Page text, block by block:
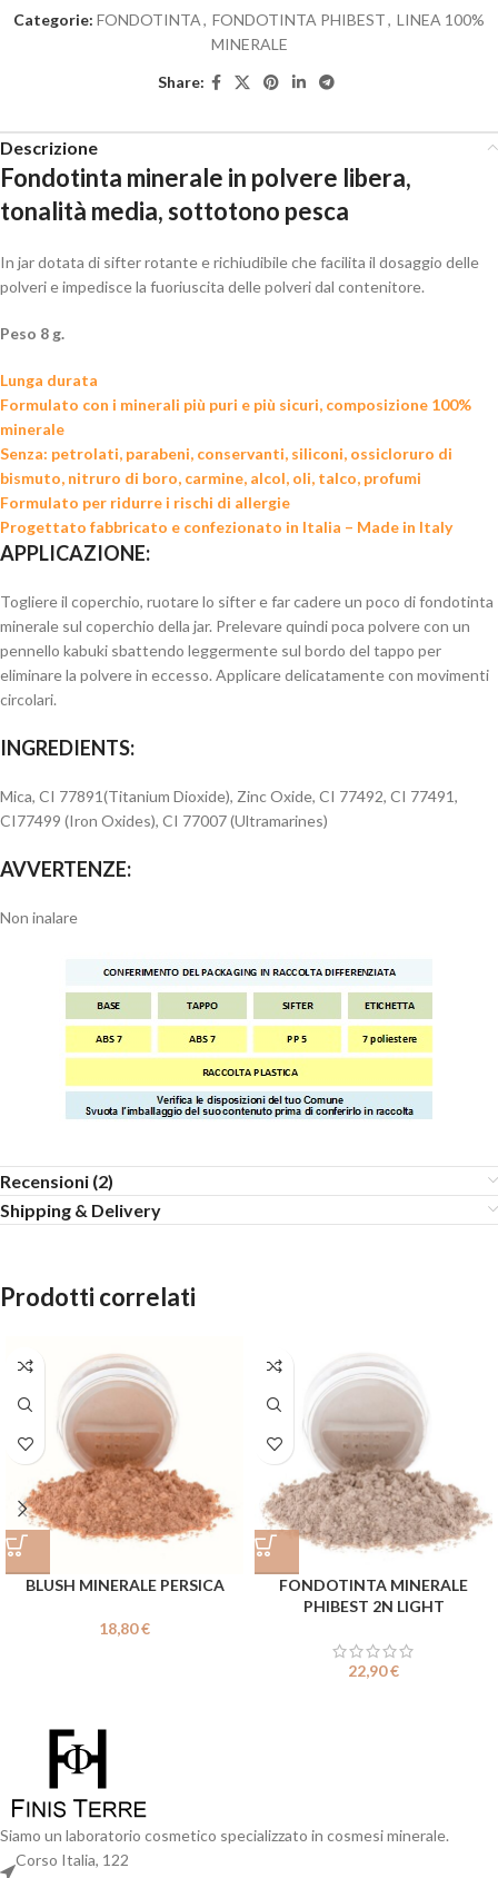
Categorie: FONDOTINTA, FONDOTINTA PHIBEST, LINEA 100%
MINERALE
Share:
Descrizione
Fondotinta minerale in polvere libera,
tonalità media, sottotono pesca
In jar dotata di sifter rotante e richiudibile che facilita il dosaggio delle
polveri e impedisce la fuoriuscita delle polveri dal contenitore.
Peso 8 g.
Lunga durata
Formulato con i minerali più puri e più sicuri, composizione 100%
minerale
Senza: petrolati, parabeni, conservanti, siliconi, ossicloruro di
bismuto, nitruro di boro, carmine, alcol, oli, talco, profumi
Formulato per ridurre i rischi di allergie
Progettato fabbricato e confezionato in Italia – Made in Italy
APPLICAZIONE:
Togliere il coperchio, ruotare lo sifter e far cadere un poco di fondotinta
minerale sul coperchio della jar. Prelevare quindi poca polvere con un
pennello kabuki sbattendo leggermente sul bordo del tappo per
eliminare la polvere in eccesso. Applicare delicatamente con movimenti
circolari.
INGREDIENTS:
Mica, CI 77891(Titanium Dioxide), Zinc Oxide, CI 77492, CI 77491,
CI77499 (Iron Oxides), CI 77007 (Ultramarines)
AVVERTENZE:
Non inalare
Recensioni (2)
Shipping & Delivery
Prodotti correlati
BLUSH MINERALE PERSICA
18,80€
FONDOTINTA MINERALE
PHIBEST 2N LIGHT
22,90€
Siamo un laboratorio cosmetico specializzato in cosmesi minerale.
Corso Italia, 122